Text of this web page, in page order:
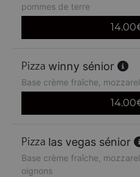
pommes de terre
14.00
winny sénior
Base crème fraîche,
14.00
las vegas sénior
Base crème fraîche,
oignons